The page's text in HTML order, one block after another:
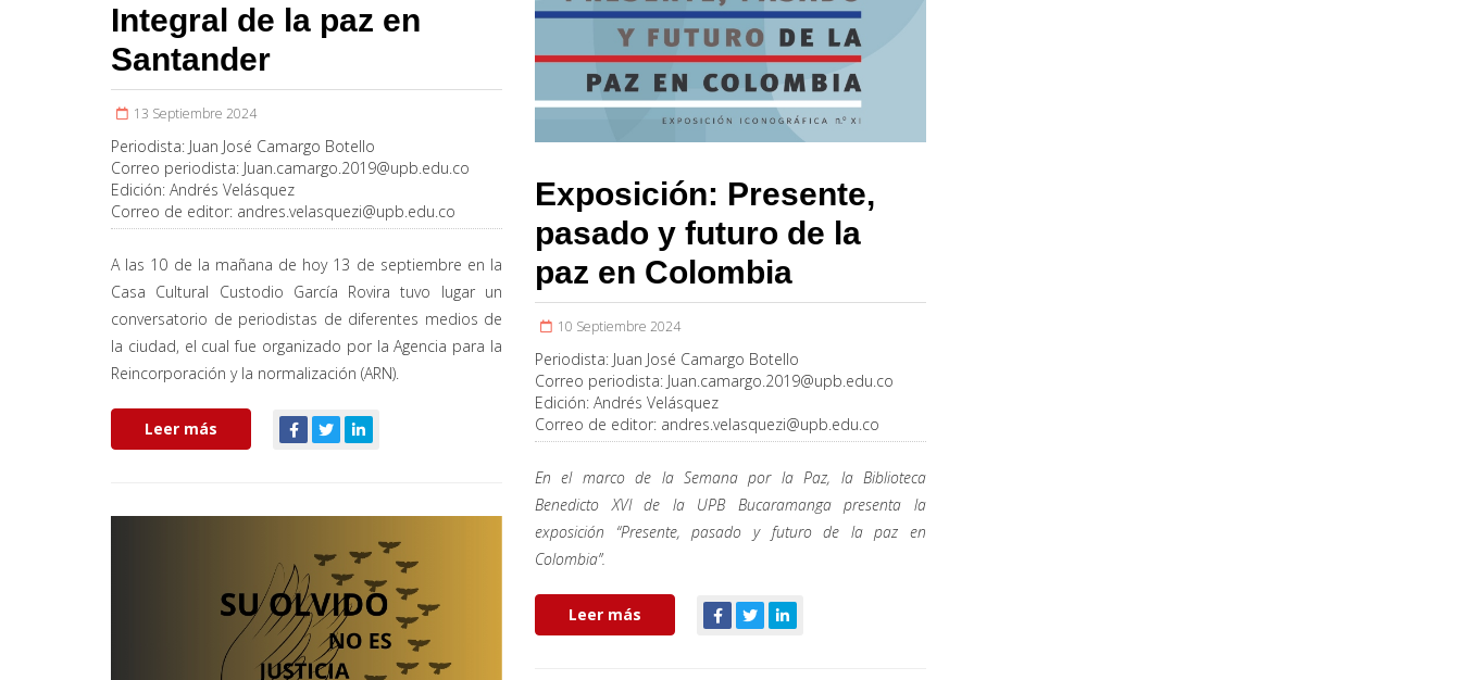
Integral de la paz en
Santander
13 Septiembre 2024
Periodista: Juan José Camargo Botello
Correo periodista: Juan.camargo.2019@upb.edu.co
Edición: Andrés Velásquez
Correo de editor: andres.velasquezi@upb.edu.co
A las 10 de la mañana de hoy 13 de septiembre en la
Casa Cultural Custodio García Rovira tuvo lugar un
conversatorio de periodistas de diferentes medios de
la ciudad, el cual fue organizado por la Agencia para la
Reincorporación y la normalización (ARN).
Leer más
Exposición: Presente,
pasado y futuro de la
paz en Colombia
10 Septiembre 2024
Periodista: Juan José Camargo Botello
Correo periodista: Juan.camargo.2019@upb.edu.co
Edición: Andrés Velásquez
Correo de editor: andres.velasquezi@upb.edu.co
En el marco de la Semana por la Paz, la Biblioteca
Benedicto XVI de la UPB Bucaramanga presenta la
exposición “Presente, pasado y futuro de la paz en
Colombia”.
Leer más